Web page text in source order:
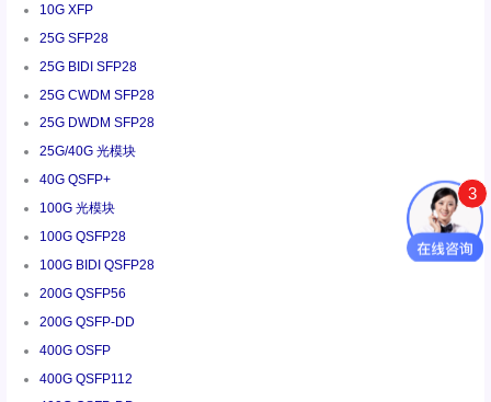
10G XFP
25G SFP28
25G BIDI SFP28
25G CWDM SFP28
25G DWDM SFP28
25G/40G 光模块
40G QSFP+
100G 光模块
100G QSFP28
100G BIDI QSFP28
200G QSFP56
200G QSFP-DD
400G OSFP
400G QSFP112
3